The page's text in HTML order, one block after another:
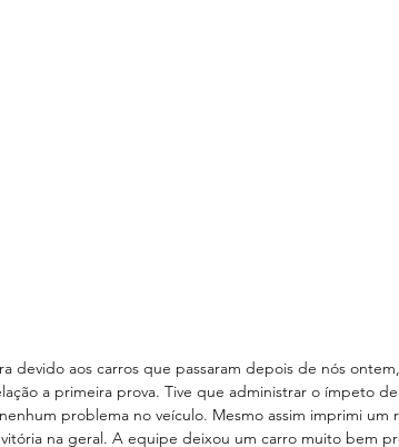
devido aos carros que passaram depois de nós
a primeira prova. Tive que administrar o ímpeto
problema no veículo. Mesmo assim imprimi um
na geral. A equipe deixou um carro muito bem